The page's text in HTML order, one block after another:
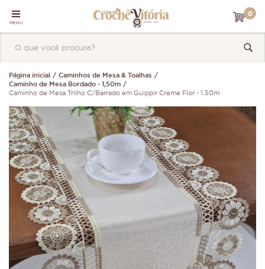
MENU
0
Página inicial
Caminhos de Mesa & Toalhas
Caminho de Mesa Bordado - 1,50m
Caminho de Mesa Trilho C/Barrado em Guippir Creme Flor - 1.50m